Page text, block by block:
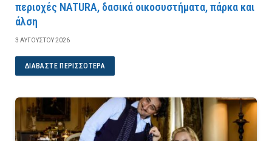
περιοχές NATURA, δασικά οικοσυστήματα, πάρκα και
άλση
3 ΑΥΓΟΎΣΤΟΥ 2026
ΔΙΑΒΆΣΤΕ ΠΕΡΙΣΣΌΤΕΡΑ